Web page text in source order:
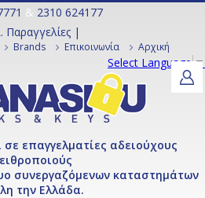
& 2310 624177
Παραγγελίες |
Brands Επικοινωνία Αρχική
Select Language▼
επαγγελματίες αδειούχους
συνεργαζόμενων καταστημάτων
την Ελλάδα.